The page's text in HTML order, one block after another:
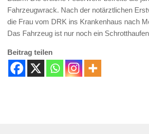
Fahrzeugwrack. Nach der notärztlichen
die Frau vom DRK ins Krankenhaus nach
Das Fahrzeug ist nur noch ein
Beitrag teilen